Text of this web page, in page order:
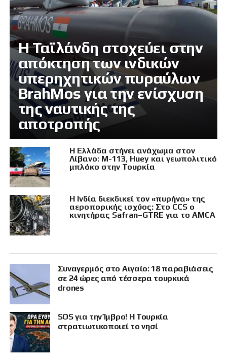
Η Ταϊλάνδη στοχεύει στην
απόκτηση των ινδικών
υπερηχητικών πυραύλων
BrahMos για την ενίσχυση
της ναυτικής της
αποτροπής
Η Ελλάδα στήνει ανάχωμα στον
Λίβανο: M-113, Huey και γεωπολιτικό
μπλόκο στην Τουρκία
Η Ινδία διεκδικεί τον «πυρήνα» της
αεροπορικής ισχύος: Στο CCS ο
κινητήρας Safran–GTRE για το AMCA
Συναγερμός στο Αιγαίο: 18 παραβιάσεις
σε 24 ώρες από τέσσερα τουρκικά
drones
SOS για την Ίμβρο! Η Τουρκία
στρατιωτικοποιεί το νησί